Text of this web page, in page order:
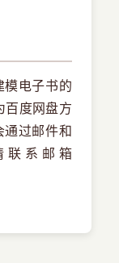
模电子书的
百度网盘方
通过邮件和
联系邮箱